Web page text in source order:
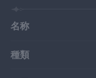
名称
種類